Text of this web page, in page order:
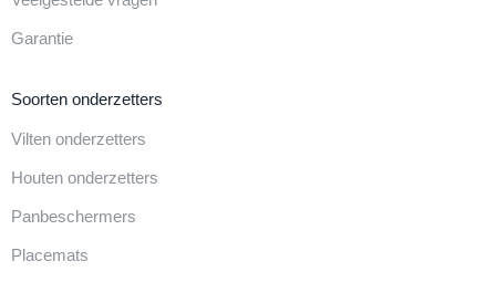
Garantie
Soorten onderzetters
Vilten onderzetters
Houten onderzetters
Panbeschermers
Placemats